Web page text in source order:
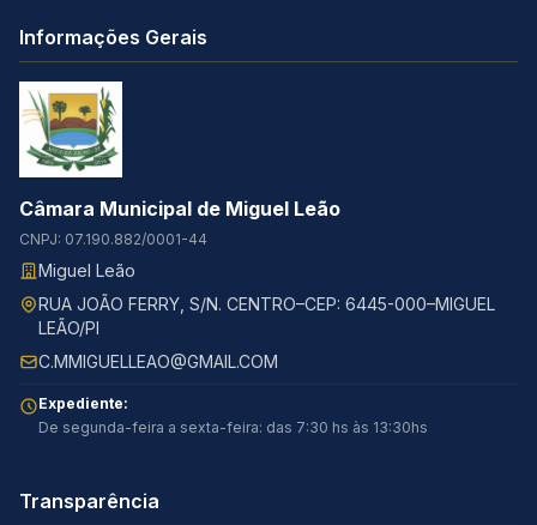
Informações Gerais
Câmara Municipal de Miguel Leão
CNPJ: 07.190.882/0001-44
Miguel Leão
RUA JOÃO FERRY, S/N. CENTRO–CEP: 6445-000–MIGUEL
LEÃO/PI
C.MMIGUELLEAO@GMAIL.COM
Expediente:
De segunda-feira a sexta-feira: das 7:30 hs às 13:30hs
Transparência